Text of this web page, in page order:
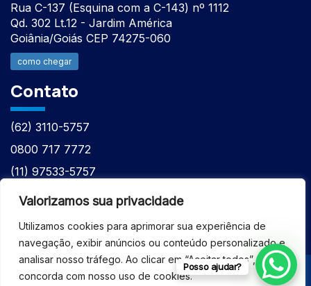
Valorizamos sua privacidade
Utilizamos cookies para aprimorar sua experiência de
navegação, exibir anúncios ou conteúdo personalizado e
analisar nosso tráfego. Ao clicar em “Aceitar todos”, você
concorda com nosso uso de cookies.
Rua C-137 (Esquina com a C-143) nº 1112
Qd. 302 Lt.12 - Jardim América
Goiânia/Goiás CEP 74275-060
como chegar
Contato
(62) 3110-5757
0800 717 7772
(11) 97533-5757
(62) 98610-7777
Posso ajudar?